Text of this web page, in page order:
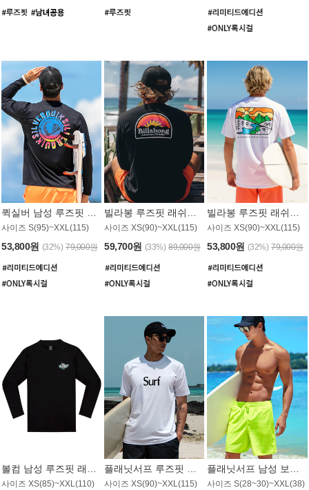
사이즈 S(95)~XXL(115)
53,800원 (32%) 79,000원
사이즈 XS(90)~XXL(115)
59,700원 (33%) 89,000원
사이즈 XS(90)~XXL(115)
53,800원 (32%) 79,000원
사이즈 XS(85)~XXL(110) 사이즈 XS(90)~XXL(115)
사이즈 S(28~30)~XXL(38)